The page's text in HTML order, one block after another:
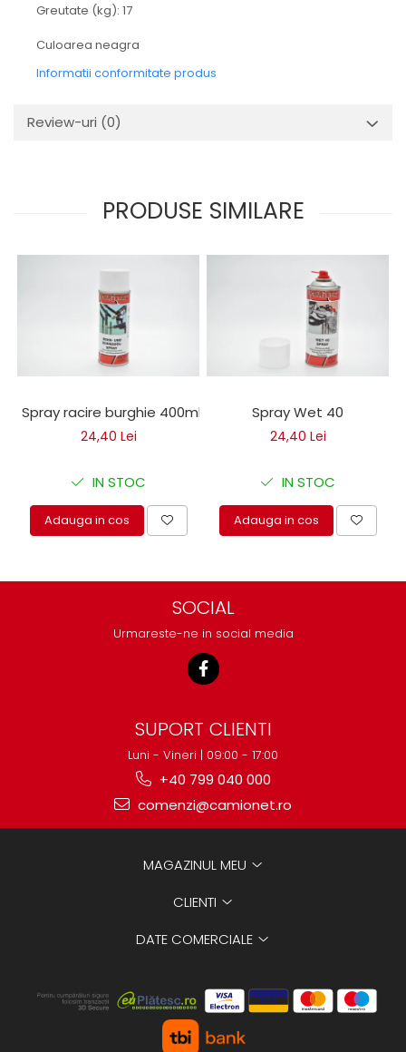
Greutate (kg): 17
Culoarea neagra
Informatii conformitate produs
Review-uri (0)
PRODUSE SIMILARE
Spray racire burghie 400ml
24,40 Lei
IN STOC
Adauga in cos
Spray Wet 40
24,40 Lei
IN STOC
Adauga in cos
SOCIAL
Urmareste-ne in social media
SUPORT CLIENTI
Luni - Vineri | 09:00 - 17:00
+40 799 040 000
comenzi@camionet.ro
MAGAZINUL MEU
CLIENTI
DATE COMERCIALE